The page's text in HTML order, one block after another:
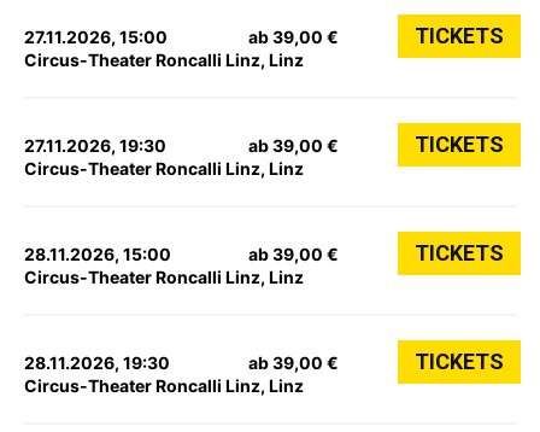
27.11.2026, 15:00
Circus-Theater Roncalli Linz, Linz
ab 39,00 € TICKETS
27.11.2026, 19:30
Circus-Theater Roncalli Linz, Linz
ab 39,00 € TICKETS
28.11.2026, 15:00
Circus-Theater Roncalli Linz, Linz
ab 39,00 € TICKETS
28.11.2026, 19:30
Circus-Theater Roncalli Linz, Linz
ab 39,00 € TICKETS